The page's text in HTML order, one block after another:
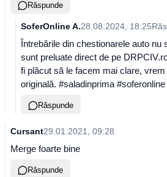
Răspunde
SoferOnline A.28.08.2024, 18:25
Întrebările din chestionarele auto nu
sunt preluate direct de pe
fi plăcut să le facem mai clare,
originală. #saladinprima
Răspunde
Cursant29.01.2021, 09:28
Merge foarte bine
Răspunde